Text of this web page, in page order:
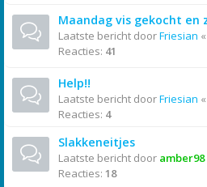
Maandag vis gekocht en
Laatste bericht doorFriesian «
Reacties: 41
Help!!
Laatste bericht doorFriesian «
Reacties: 4
Slakkeneitjes
Laatste bericht door amber98
Reacties: 18